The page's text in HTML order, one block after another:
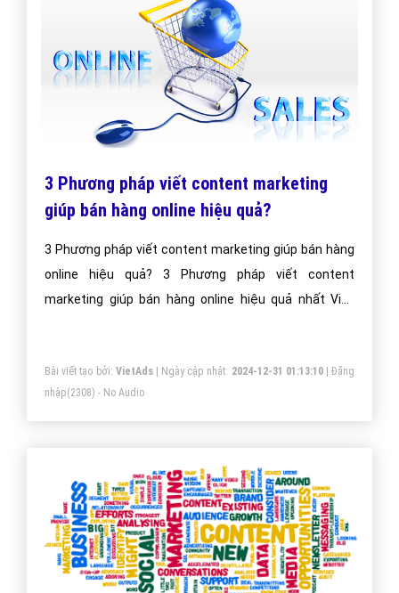
3 Phương pháp viết content marketing
giúp bán hàng online hiệu quả?
3 Phương pháp viết content marketing giúp bán hàng
online hiệu quả? 3 Phương pháp viết content
marketing giúp bán hàng online hiệu quả nhất Việt
Bài viết tạo bởi: VietAds| Ngày cập nhật: 2024-12-31 01:13:10|Đăng
nhập(2308) - No Audio